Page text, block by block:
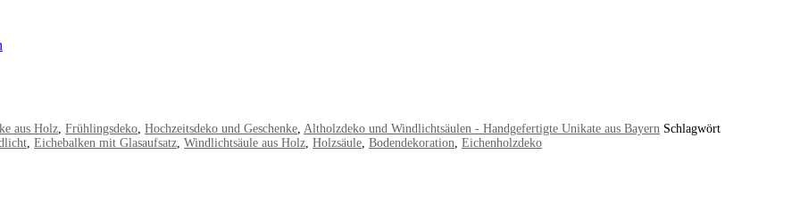
aus Holz Frühlingsdeko Hochzeitsdeko und Geschenke Altholzdeko und Windlichtsäulen - Handgefertigte Unikate aus Bayern Schlagwört
Eichebalken mit Glasaufsatz Windlichtsäule aus Holz Holzsäule Bodendekoration Eichenholzdeko